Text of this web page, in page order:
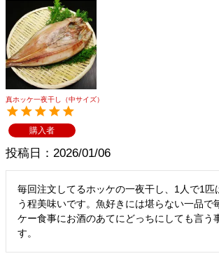
初めての方へ
返品について
メルマガ登録
特定商取引法表示
真ホッケ一夜干し（中サイズ）
購入者
投稿日 2026/01/06
毎回注文してるホッケの一夜干し、1人で1匹
う程美味いです。魚好きには堪らない一品で
ケー食事にお酒のあてにどっちにしても言う
す。